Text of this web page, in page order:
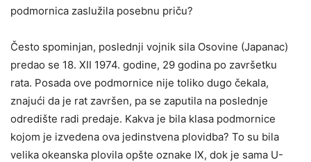
podmornica zaslužila posebnu priču?
Često spominjan, poslednji vojnik sila Osovine (Japanac)
predao se 18. XII 1974. godine, 29 godina po završetku
rata. Posada ove podmornice nije toliko dugo čekala,
znajući da je rat završen, pa se zaputila na poslednje
odredište radi predaje. Kakva je bila klasa podmornice
kojom je izvedena ova jedinstvena plovidba? To su bila
velika okeanska plovila opšte oznake IX, dok je sama U-